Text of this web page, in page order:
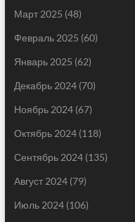
Март 2025 (48)
Февраль 2025 (60)
Январь 2025 (62)
Декабрь 2024(70)
Ноябрь 2024(67)
Октябрь 2024(118)
Сентябрь 2024(135)
Август 2024(79)
Июль 2024(106)